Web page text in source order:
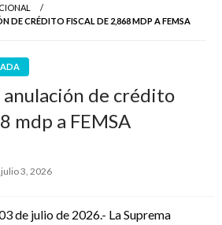
DE CRÉDITO FISCAL DE 2,868 MDP A FEMSA
anulación de crédito
mdp a FEMSA
Publicado
julio 3, 2026
de julio de 2026.- La Suprema